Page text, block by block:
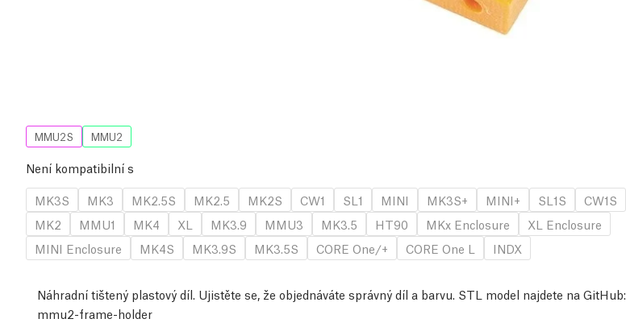
MMU2S MMU2
Není kompatibilní s
MK3S
MK3 MK2.5S MK2.5 MK2S CW1 SL1 MINI MK3S+ MINI+ SL1S
CW1S
MK2
MMU1 MK4 XL MK3.9 MMU3 MK3.5 HT90 MKx Enclosure
XL Enclosure
MINI Enclosure
MK4S MK3.9S MK3.5S CORE One/+ CORE One L INDX
Náhradní tištený plastový díl. Ujistěte se, že objednáváte správný díl a barvu. STL model najdete na GitHub:
mmu2-frame-holder